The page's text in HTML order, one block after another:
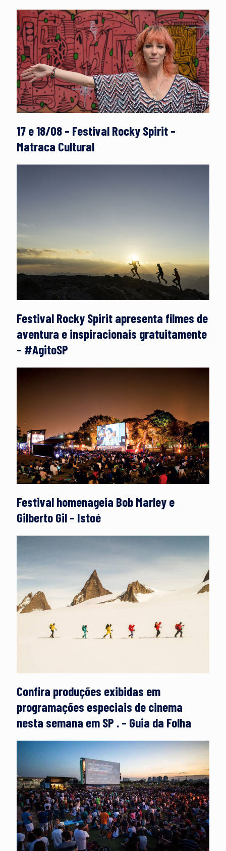
17 e 18/08 – Festival Rocky Spirit –
Matraca Cultural
Festival Rocky Spirit apresenta filmes de
aventura e inspiracionais gratuitamente
– #AgitoSP
Festival homenageia Bob Marley e
Gilberto Gil – Istoé
Confira produções exibidas em
programações especiais de cinema
nesta semana em SP . – Guia da Folha